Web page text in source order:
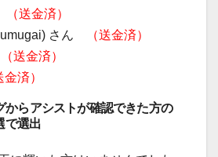
（送金済）
さん
（送金済）
（送金済）
金済）
らアシストが確認できた方の
で選出